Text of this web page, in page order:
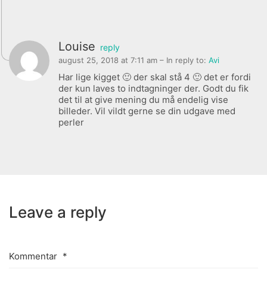
Louise reply
august 25, 2018 at 7:11 am – In reply to: Avi
Har lige kigget 🙂 der skal stå 4 🙂 det er fordi
der kun laves to indtagninger der. Godt du fik
det til at give mening du må endelig vise
billeder. Vil vildt gerne se din udgave med
perler
Leave a reply
Kommentar *